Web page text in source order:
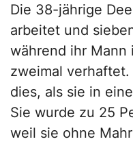
Die 38-jährige
arbeitet und
während ihr Mann
zweimal
dies, als sie in
Sie wurde zu 25
weil sie ohne